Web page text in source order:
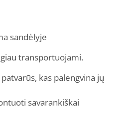
sandėlyje
transportuojami.
kas palengvina jų
savarankiškai